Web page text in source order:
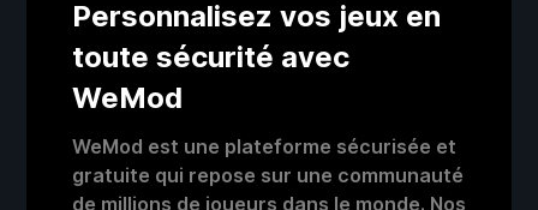
Personnalisez vos jeux en
toute sécurité avec
WeMod
WeMod est une plateforme sécurisée et
gratuite qui repose sur une communauté
de millions de joueurs dans le monde. Nos